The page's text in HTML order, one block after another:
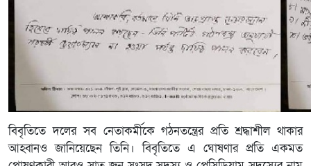
বিবৃতিতে দলের সব নেতাকর্মীকে গঠনতন্ত্রের প্রতি শ্রদ্ধাশীল থাকার
আহ্বানও জানিয়েছেন তিনি। বিবৃতিতে এ ঘোষণার প্রতি একমত